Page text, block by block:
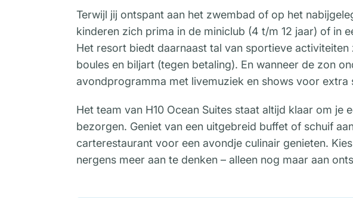
Terwijl jij ontspant aan het zwembad of op het
kinderen zich prima in de miniclub (4 t/m 12 jaar) of in
Het resort biedt daarnaast tal van sportieve
boules en biljart (tegen betaling). En wanneer de zon
avondprogramma met livemuziek en shows voor extra
Het team van H10 Ocean Suites staat altijd klaar om je
bezorgen. Geniet van een uitgebreid buffet of schuif
carterestaurant voor een avondje culinair genieten.
nergens meer aan te denken – alleen nog maar aan